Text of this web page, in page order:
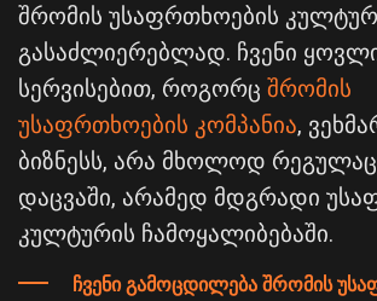
შრომის უსაფრთხოების
გასაძლიერებლად. ჩვენი
სერვისებით, როგორც შრომის
უსაფრთხოების კომპანია,
ბიზნესს, არა მხოლოდ
დაცვაში, არამედ მდგრადი
კულტურის ჩამოყალიბებაში.
ჩვენი გამოცდილება შრომის